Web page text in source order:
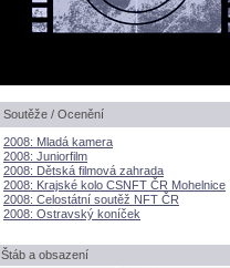
Soutěže / Ocenění
2008: Mladá kamera
2008: Juniorfilm
2008: Dětská filmová zahrada
2008: Krajské kolo CSNFT ČR Mohelnice
2008: Celostátní soutěž NFT ČR
2008: Ostravský koníček
táb a obsazení